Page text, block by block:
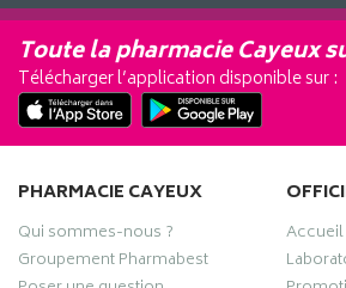
Toute la pharmacie Cayeux
Télécharger l’application disponible sur :
PHARMACIE CAYEUX
Qui sommes-nous ?
Groupement Pharmabest
Accueil